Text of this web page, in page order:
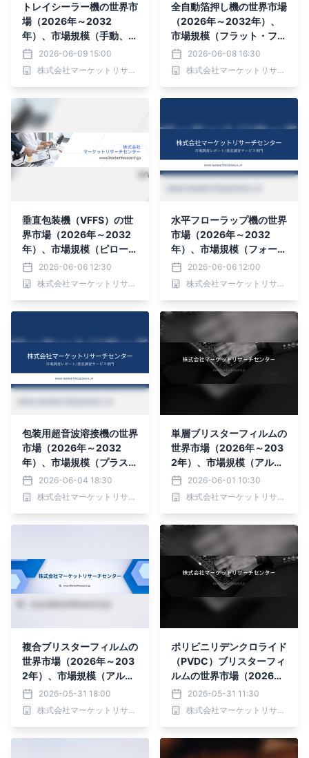
トレイシーラー機の世界市
場（2026年～2032
年）、市場規模（手動、半
自動、全自動）・分析レポ
ートを発表
2026-06-09 15:00
株式会社マーケットリサーチセンター
全自動箔押し機の世界市場
（2026年～2032年）、
市場規模（フラット・フラ
ット、ラウンド・フラッ
ト、ラウンド・ラウン
ド）・分析レポートを発表
2026-06-08 16:30
株式会社マーケットリサーチセンター
垂直包装機（VFFS）の世
界市場（2026年～2032
年）、市場規模（ピローバ
ッグ包装機、ガセットバッ
グ包装機、ブロックボトム
バッグ包装機、その他）・
2026-06-06 12:30
株式会社マーケットリサーチセンター
水平フローラップ機の世界
市場（2026年～2032
年）、市場規模（フォー
ム・フィル・シール包装
機、シュリンク包装機、ス
トレッチフィルム包装
2026-06-06 12:00
株式会社マーケットリサーチセンター
包装用超音波溶接機の世界
市場（2026年～2032
年）、市場規模（プラスチ
ック用超音波溶接機、金属
用超音波溶接機）・分析レ
ポートを発表
2026-06-04 18:30
株式会社マーケットリサーチセンター
単層ブリスターフィルムの
世界市場（2026年～203
2年）、市場規模（アルミ
箔単層ブリスターフィル
ム、ポリエステル（PET）
単層ブリスターフィルム、
ブリスターフィルム）・分
析レポートを発表
2026-06-01 10:30
株式会社マーケットリサーチセンター
複合ブリスターフィルムの
世界市場（2026年～203
2年）、市場規模（アルミ
箔複合材料、プラスチック
複合材料、その他）・分析
レポートを発表
2026-05-31 18:00
株式会社マーケットリサーチセンター
ポリビニリデンクロライド
（PVDC）ブリスターフィ
ルムの世界市場（2026年
～2032年）、市場規模
（食品用、医薬品用、工業
用）・分析レポートを発表
2026-05-31 11:30
株式会社マーケットリサーチセンター